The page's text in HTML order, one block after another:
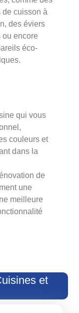
de cuisson à
des éviers
ou encore
éco-
qui vous
couleurs et
dans la
de
une
meilleure
et